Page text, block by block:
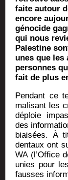
faite autour
encore
géno­cide
qui nous
Pales­tine
unes que les
per­sonnes
fait de plus
Pen­dant ce
ma­li­sant les
déploie
des
biai­sées. À
den­taux ont
WA (l’Of­fice
unies pour
fausses